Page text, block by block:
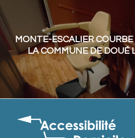
MONTE-ESCALIER
LA COMMUNE DE DOUÉ